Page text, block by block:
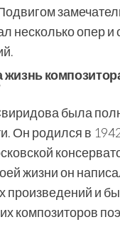
несколько опер
жизнь
была
Он родился в
жизни он
произведений и
композиторов